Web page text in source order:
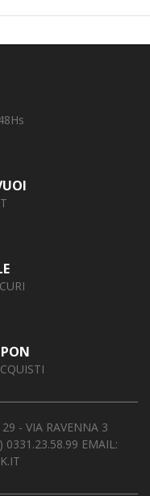
- VIA RAVENNA 3
0331.23.58.99 EMAIL: